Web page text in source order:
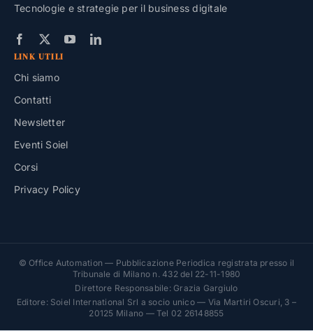
Tecnologie e strategie per il business digitale
LINK UTILI
Chi siamo
Contatti
Newsletter
Eventi Soiel
Corsi
Privacy Policy
© Office Automation — Pubblicazione Periodica registrata presso il
Tribunale di Milano n. 432 del 22-11-1980
Direttore Responsabile: Grazia Gargiulo
Editore: Soiel International Srl a socio unico — Via Martiri Oscuri, 3 –
20125 Milano — Tel 02 26148855